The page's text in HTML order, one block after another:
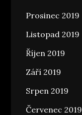
Prosinec 2019
Listopad 2019
Říjen 2019
Září 2019
Srpen 2019
Červenec 2019